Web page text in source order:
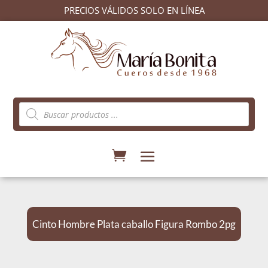
PRECIOS VÁLIDOS SOLO EN LÍNEA
Búsqueda
de
productos
Cinto Hombre Plata caballo Figura Rombo 2pg